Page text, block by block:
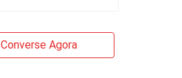
Converse Agora